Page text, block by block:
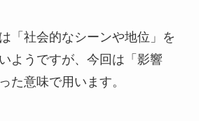
「社会的なシーンや地位」を
ようですが、今回は「影響
た意味で用います。